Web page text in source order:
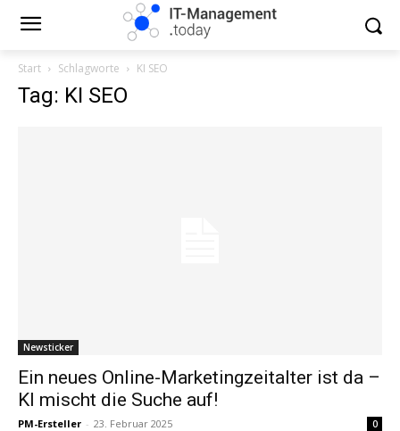
Start Schlagworte KI SEO
Tag: KI SEO
Newsticker
Ein neues Online-Marketingzeitalter ist da –
KI mischt die Suche auf!
PM-Ersteller - 23. Februar 2025 0